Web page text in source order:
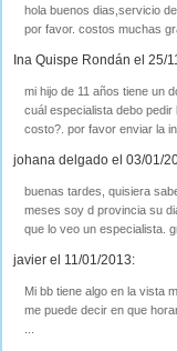
hola buenos dias,servicio
por favor. costos muchas
Ina Quispe Rondán el 25/
mi hijo de 11 años tiene un
cuál especialista debo
costo?. por favor enviar la
johana delgado el 03/01/
buenas tardes, quisiera
meses soy d provincia su
que lo veo un especialista.
javier el 11/01/2013:
Mi bb tiene algo en la vista
me puede decir en que